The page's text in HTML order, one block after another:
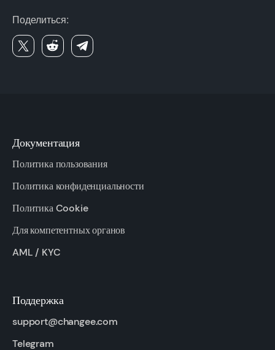
Поделиться:
Документация
Политика пользования
Политика конфиденциальности
Политика Cookie
Для компетентных органов
AML / KYC
Поддержка
support@changee.com
Telegram